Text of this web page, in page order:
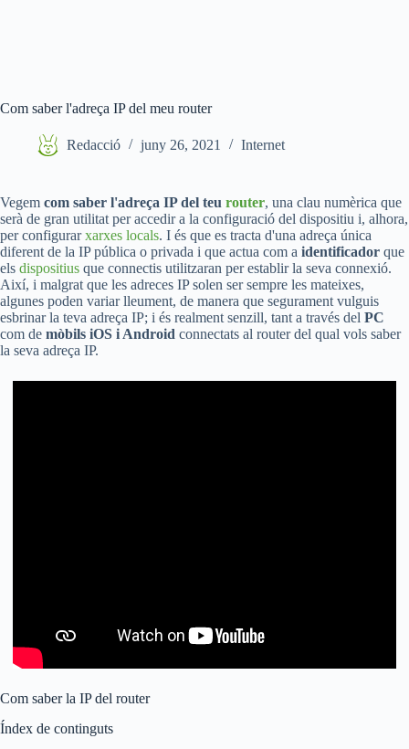
Com saber l'adreça IP del meu router
Redacció juny 26, 2021 Internet
Vegem com saber l'adreça IP del teu router, una clau numèrica que
serà de gran utilitat per accedir a la configuració del dispositiu i, alhora,
per configurarxarxes locals. I és que es tracta d'una adreça única
diferent de la IP pública o privada i que actua com a identificador que
els dispositius que connectis utilitzaran per establir la seva connexió.
Així, i malgrat que les adreces IP solen ser sempre les mateixes,
algunes poden variar lleument, de manera que segurament vulguis
esbrinar la teva adreça IP; i és realment senzill, tant a través del PC
com de mòbils iOS i Android connectats al router del qual vols saber
la seva adreça IP.
Com saber la IP del router
Índex de continguts